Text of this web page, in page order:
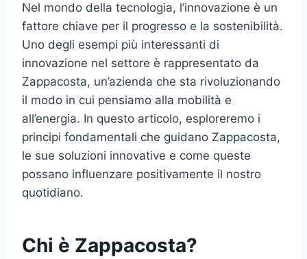
Nel mondo della tecnologia, l’innovazione è un
fattore chiave per il progresso e la sostenibilità.
Uno degli esempi più interessanti di
innovazione nel settore è rappresentato da
Zappacosta, un’azienda che sta rivoluzionando
il modo in cui pensiamo alla mobilità e
all’energia. In questo articolo, esploreremo i
principi fondamentali che guidano Zappacosta,
le sue soluzioni innovative e come queste
possano influenzare positivamente il nostro
quotidiano.
Chi è Zappacosta?